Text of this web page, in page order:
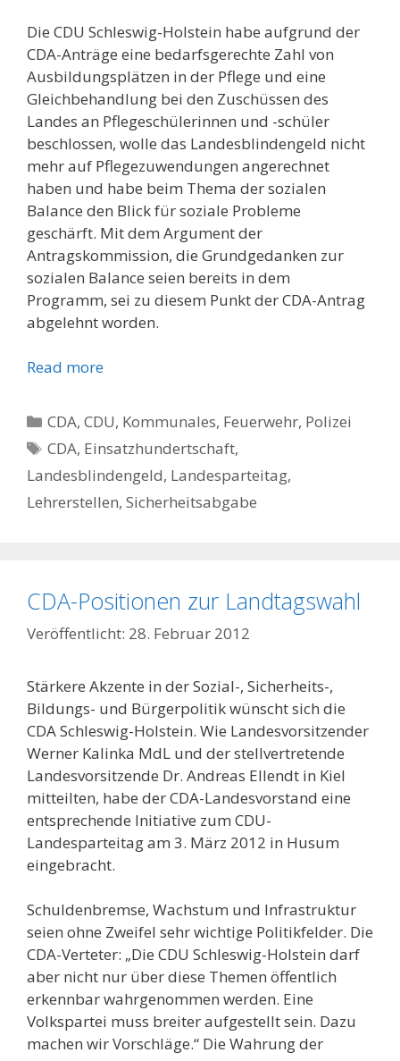
Die CDU Schleswig-Holstein habe aufgrund der
CDA-Anträge eine bedarfsgerechte Zahl von
Ausbildungsplätzen in der Pflege und eine
Gleichbehandlung bei den Zuschüssen des
Landes an Pflegeschülerinnen und -schüler
beschlossen, wolle das Landesblindengeld nicht
mehr auf Pflegezuwendungen angerechnet
haben und habe beim Thema der sozialen
Balance den Blick für soziale Probleme
geschärft. Mit dem Argument der
Antragskommission, die Grundgedanken zur
sozialen Balance seien bereits in dem
Programm, sei zu diesem Punkt der CDA-Antrag
abgelehnt worden.
Read more
Kategorien
CDA,CDU, Kommunales, Feuerwehr, Polizei
Schlagwörter
CDA, Einsatzhundertschaft,
Landesblindengeld, Landesparteitag,
Lehrerstellen, Sicherheitsabgabe
CDA-Positionen zur Landtagswahl
28. Februar 2012
Stärkere Akzente in der Sozial-, Sicherheits-,
Bildungs- und Bürgerpolitik wünscht sich die
CDA Schleswig-Holstein. Wie Landesvorsitzender
Werner Kalinka MdL und der stellvertretende
Landesvorsitzende Dr. Andreas Ellendt in Kiel
mitteilten, habe der CDA-Landesvorstand eine
entsprechende Initiative zum CDU-
Landesparteitag am 3. März 2012 in Husum
eingebracht.
Schuldenbremse, Wachstum und Infrastruktur
seien ohne Zweifel sehr wichtige Politikfelder. Die
CDA-Verteter: „Die CDU Schleswig-Holstein darf
aber nicht nur über diese Themen öffentlich
erkennbar wahrgenommen werden. Eine
Volkspartei muss breiter aufgestellt sein. Dazu
machen wir Vorschläge.“ Die Wahrung der